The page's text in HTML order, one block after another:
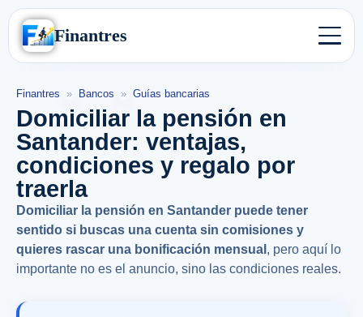
Finantres
Finantres » Bancos » Guías bancarias
Domiciliar la pensión en
Santander: ventajas,
condiciones y regalo por
traerla
Domiciliar la pensión en Santander puede tener
sentido si buscas una cuenta sin comisiones y
quieres rascar una bonificación mensual , pero aquí lo
importante no es el anuncio, sino las condiciones reales.